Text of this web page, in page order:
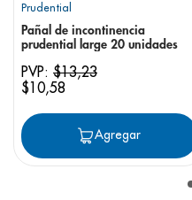
Prudential
Pañal de incontinencia
prudential large 20 unidades
PVP: $13,23
$10,58
Agregar